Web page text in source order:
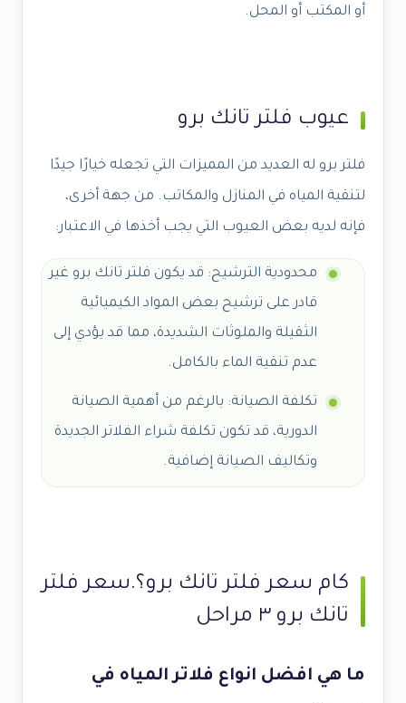
أو المكتب أو المحل.
عيوب فلتر تانك برو
فلتر برو له العديد من المميزات التي تجعله خيارًا جيدًا
لتنقية المياه في المنازل والمكاتب. من جهة أخرى،
فإنه لديه بعض العيوب التي يجب أخذها في الاعتبار:
محدودية الترشيح: قد يكون فلتر تانك برو غير
قادر على ترشيح بعض المواد الكيميائية
الثقيلة والملوثات الشديدة، مما قد يؤدي إلى
عدم تنقية الماء بالكامل.
تكلفة الصيانة: بالرغم من أهمية الصيانة
الدورية، قد تكون تكلفة شراء الفلاتر الجديدة
وتكاليف الصيانة إضافية.
كام سعر فلتر تانك برو؟.سعر فلتر
تانك برو ٣ مراحل
ما هي افضل انواع فلاتر المياه في